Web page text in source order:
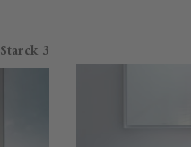
Starck 3